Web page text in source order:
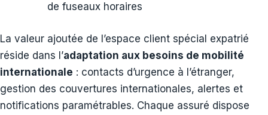
de fuseaux horaires
La valeur ajoutée de l’espace client spécial expatrié
réside dans l’adaptation aux besoins de mobilité
internationale : contacts d’urgence à l’étranger,
gestion des couvertures internationales, alertes et
notifications paramétrables. Chaque assuré dispose